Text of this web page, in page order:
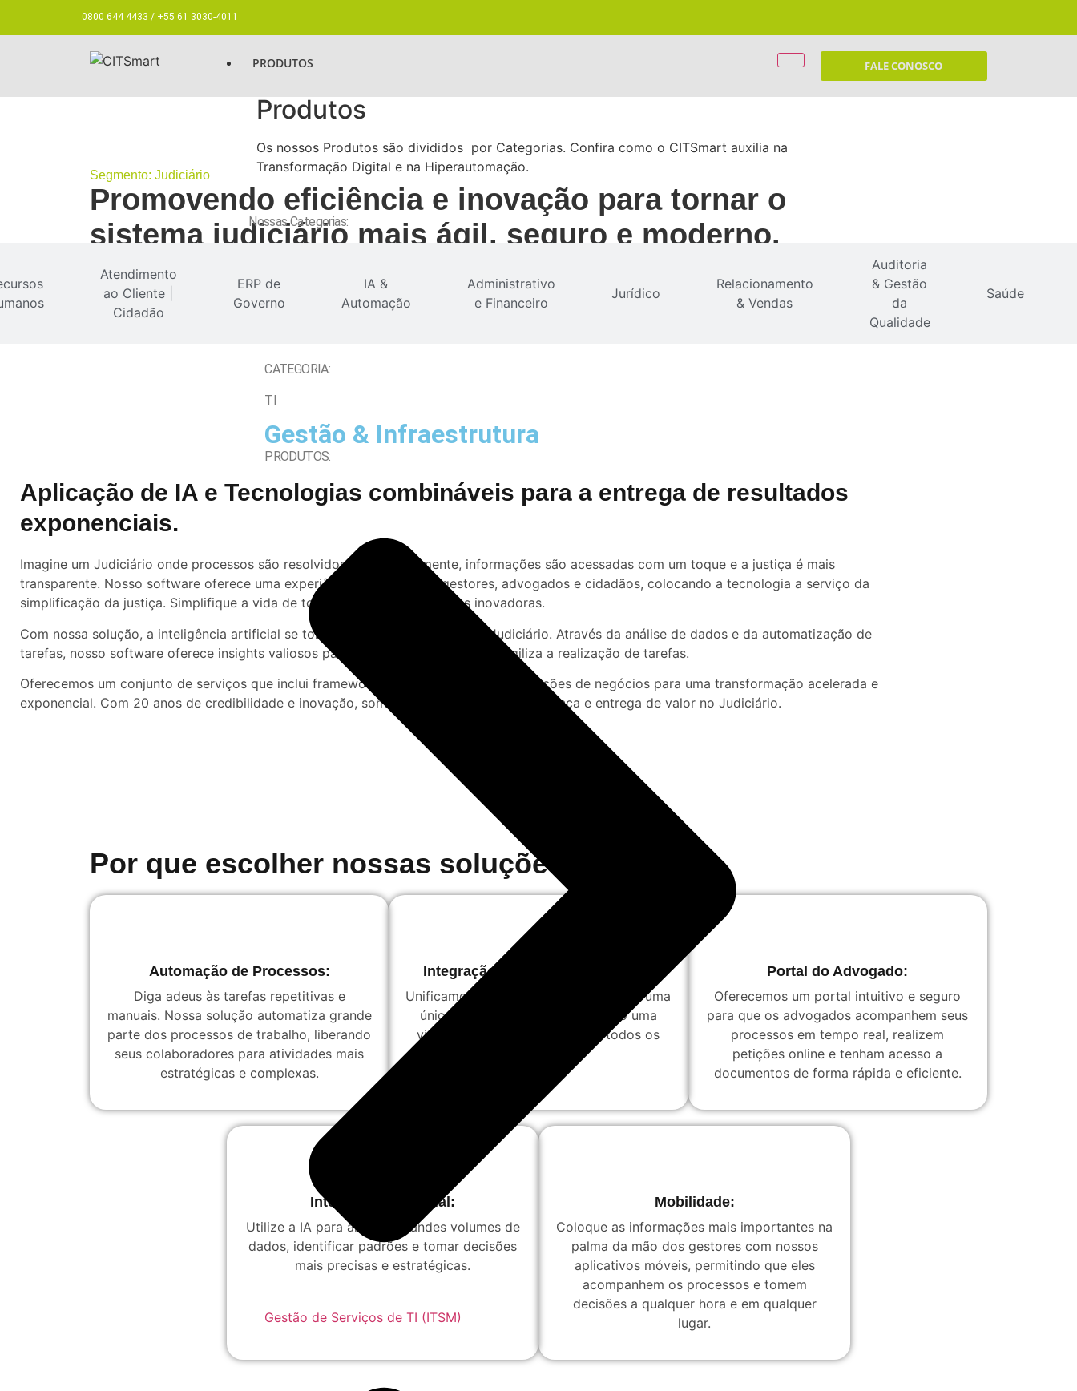
0800 644 4433 / +55 61 3030-4011
PRODUTOS
Produtos
Os nossos Produtos são divididos por Categorias. Confira como o CITSmart auxilia na
Transformação Digital e na Hiperautomação.
Nossas Categorias:
Atendimento
ao Cliente |
Cidadão
ERP de
Governo
IA &
Automação
Administrativo
e Financeiro
Jurídico
Relacionamento
& Vendas
Auditoria
& Gestão
da
Qualidade
Saúde
CATEGORIA:
TI
Gestão & Infraestrutura
PRODUTOS:
Gestão de Serviços de TI (ITSM)
FALE CONOSCO
Segmento: Judiciário
Promovendo eficiência e inovação para tornar o
sistema judiciário mais ágil, seguro e moderno.
Saiba mais
Aplicação de IA e Tecnologias combináveis para a entrega de resultados
exponenciais.
Imagine um Judiciário onde processos são resolvidos mais rapidamente, informações são acessadas com um toque e a justiça é mais
transparente. Nosso software oferece uma experiência intuitiva para gestores, advogados e cidadãos, colocando a tecnologia a serviço da
simplificação da justiça. Simplifique a vida de todos com nossas soluções inovadoras.
Com nossa solução, a inteligência artificial se torna uma aliada poderosa do Judiciário. Através da análise de dados e da automatização de
tarefas, nosso software oferece insights valiosos para a tomada de decisões e agiliza a realização de tarefas.
Oferecemos um conjunto de serviços que inclui framework, ecossistema digital e soluções de negócios para uma transformação acelerada e
exponencial. Com 20 anos de credibilidade e inovação, somos reconhecidos pela confiança e entrega de valor no Judiciário.
Por que escolher nossas soluções?
Automação de Processos:
Diga adeus às tarefas repetitivas e
manuais. Nossa solução automatiza grande
parte dos processos de trabalho, liberando
seus colaboradores para atividades mais
estratégicas e complexas.
Integração de Soluções Diversas:
Unificamos todas as suas soluções em uma
única plataforma, proporcionando uma
visão completa e integrada de todos os
Portal do Advogado:
Oferecemos um portal intuitivo e seguro
para que os advogados acompanhem seus
processos em tempo real, realizem
petições online e tenham acesso a
documentos de forma rápida e eficiente.
Inteligência Artificial:
Utilize a IA para analisar grandes volumes de
dados, identificar padrões e tomar decisões
mais precisas e estratégicas.
Mobilidade:
Coloque as informações mais importantes na
palma da mão dos gestores com nossos
aplicativos móveis, permitindo que eles
acompanhem os processos e tomem
decisões a qualquer hora e em qualquer
lugar.